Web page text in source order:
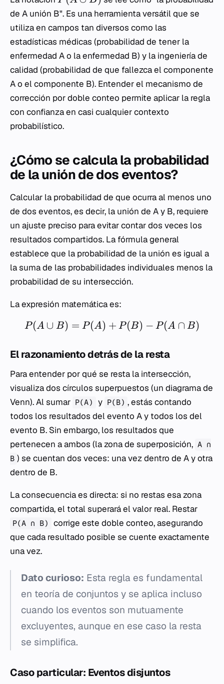
de A unión B". Es una herramienta versátil que se
utiliza en campos tan diversos como las
estadísticas médicas (probabilidad de tener la
enfermedad A o la enfermedad B) y la ingeniería de
calidad (probabilidad de que fallezca el componente
A o el componente B). Entender el mecanismo de
corrección por doble conteo permite aplicar la regla
con confianza en casi cualquier contexto
probabilístico.
¿Cómo se calcula la probabilidad
de la unión de dos eventos?
Calcular la probabilidad de que ocurra al menos uno
de dos eventos, es decir, la unión de A y B, requiere
un ajuste preciso para evitar contar dos veces los
resultados compartidos. La fórmula general
establece que la probabilidad de la unión es igual a
la suma de las probabilidades individuales menos la
probabilidad de su intersección.
La expresión matemática es:
P(A ∪ B) = P (A) + P (B) − P (A ∩ B)
El razonamiento detrás de la resta
Para entender por qué se resta la intersección,
visualiza dos círculos superpuestos (un diagrama de
Venn). Al sumar P(A) y P(B) , estás contando
todos los resultados del evento A y todos los del
evento B. Sin embargo, los resultados que
pertenecen a ambos (la zona de superposición, A ∩
B ) se cuentan dos veces: una vez dentro de A y otra
dentro de B.
La consecuencia es directa: si no restas esa zona
compartida, el total superará el valor real. Restar
P(A ∩ B) corrige este doble conteo, asegurando
que cada resultado posible se cuente exactamente
una vez.
Dato curioso: Esta regla es fundamental
en teoría de conjuntos y se aplica incluso
cuando los eventos son mutuamente
excluyentes, aunque en ese caso la resta
se simplifica.
Caso particular: Eventos disjuntos